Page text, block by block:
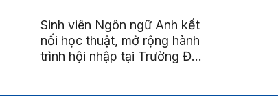
Sinh viên Ngôn ngữ Anh kết
nối học thuật, mở rộng hành
trình hội nhập tại Trường Đại